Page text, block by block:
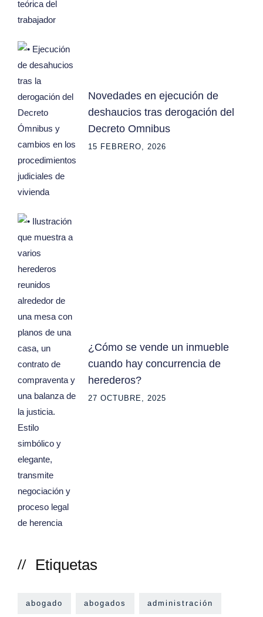
Novedades en ejecución de
deshaucios tras derogación del
Decreto Omnibus
15 FEBRERO, 2026
¿Cómo se vende un inmueble
cuando hay concurrencia de
herederos?
27 OCTUBRE, 2025
Etiquetas
abogado abogados administración